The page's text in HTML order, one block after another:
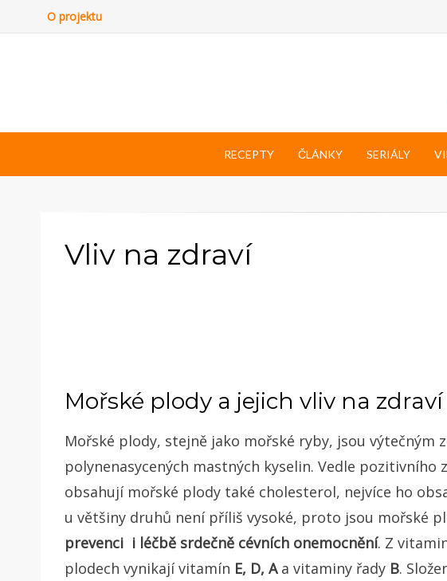
O projektu
RECEPTY ČLÁNKY SERIÁLY
Vliv na zdraví
Mořské plody a jejich vliv na zdraví
Mořské plody, stejně jako mořské ryby, jsou výtečným
polynenasycených mastných kyselin. Vedle pozitivního
obsahují mořské plody také cholesterol, nejvíce ho
u většiny druhů není příliš vysoké, proto jsou mořské
prevenci i léčbě srdečně cévních onemocnění. Z
plodech vynikají vitamín E, D, Aa vitaminy řady B.